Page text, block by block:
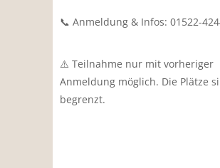
📞 Anmeldung & Infos: 01522-
⚠️ Teilnahme nur mit vorheriger
Anmeldung möglich. Die Plätze
begrenzt.